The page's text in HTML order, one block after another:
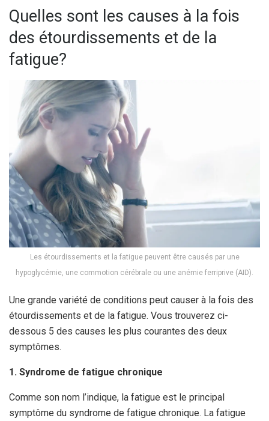
Quelles sont les causes à la fois
des étourdissements et de la
fatigue?
Les étourdissements et la fatigue peuvent être causés par une
hypoglycémie, une commotion cérébrale ou une anémie ferriprive (AID).
Une grande variété de conditions peut causer à la fois des
étourdissements et de la fatigue. Vous trouverez ci-
dessous 5 des causes les plus courantes des deux
symptômes.
1. Syndrome de fatigue chronique
Comme son nom l’indique, la fatigue est le principal
symptôme du syndrome de fatigue chronique. La fatigue